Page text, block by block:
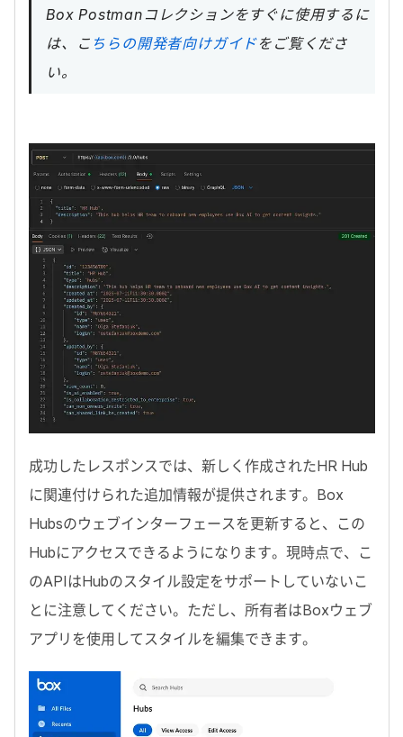
Box Postmanコレクションをすぐに使用するに
は、こ ちらの開発者向けガイドをご覧くださ
い。
成功したレスポンスでは、新しく作成されたHR Hub
に関連付けられた追加情報が提供されます。 Box
Hubsのウェブインターフェースを更新すると、この
Hubにアクセスできるようになります。現時点で、こ
のAPI はHubのスタイル設定をサポートしていないこ
とに注意してください。ただし、所有者はBoxウェブ
アプリを使用してスタイルを編集できます。